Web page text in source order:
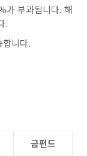
가 부과됩니다. 해
.
합니다.
금펀드